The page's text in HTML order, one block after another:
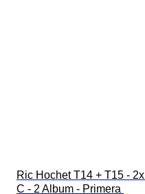
Ric Hochet T14 + T15 - 2x
C - 2 Album - Primera